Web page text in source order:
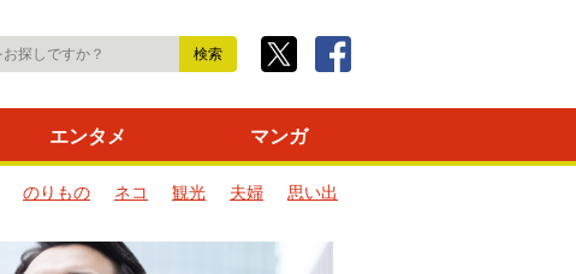
エンタメ マンガ
のりもの ネコ 観光 夫婦
思い出